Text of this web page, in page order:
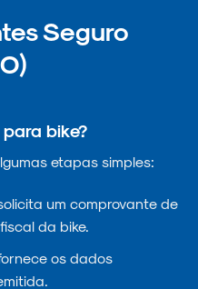
Seguro
bike?
etapas simples:
um comprovante de
da bike.
os dados